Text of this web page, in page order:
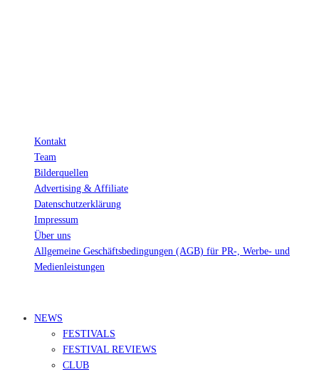
Kontakt
Team
Bilderquellen
Advertising & Affiliate
Datenschutzerklärung
Impressum
Über uns
Allgemeine Geschäftsbedingungen (AGB) für PR-, Werbe- und
Medienleistungen
NEWS
FESTIVALS
FESTIVAL REVIEWS
CLUB